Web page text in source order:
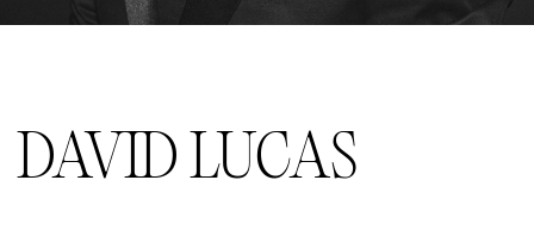
DAVID LUCAS